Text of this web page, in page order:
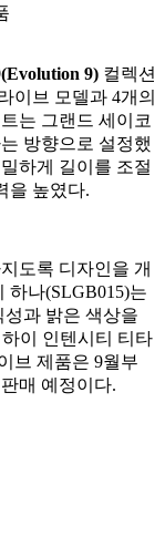
9) 컬렉션
이브 모델과 4개의
는 그랜드 세이코
방향으로 설정했
하게 길이를 조절
을 높였다.
도록 디자인을 개
하나(SLGB015)는
성과 밝은 색상을
이 인텐시티 티타
브 제품은 9월부
매 예정이다.